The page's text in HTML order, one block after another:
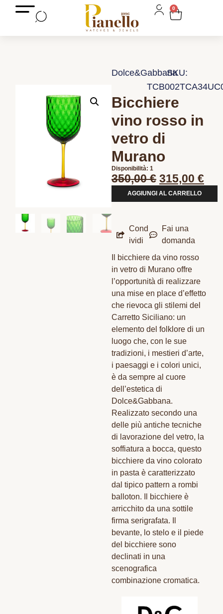
0
Dolce&GabbanaSKU:
Bicchiere
vino rosso in
vetro di
Murano
Disponibilità: 1
350,00€ 315,00 €
AGGIUNGI AL CARRELLO
Cond
ividi
Fai una
domanda
Il bicchiere da vino rosso
in vetro di Murano offre
l’opportunità di realizzare
una mise en place d’effetto
che rievoca gli stilemi del
Carretto Siciliano: un
elemento del folklore di un
luogo che, con le sue
tradizioni, i mestieri d’arte,
i paesaggi e i colori unici,
è da sempre al cuore
dell’estetica di
Dolce&Gabbana.
Realizzato secondo una
delle più antiche tecniche
di lavorazione del vetro, la
soffiatura a bocca, questo
bicchiere da vino colorato
in pasta è caratterizzato
dal tipico pattern a rombi
balloton. Il bicchiere è
arricchito da una sottile
firma serigrafata. Il
bevante, lo stelo e il piede
del bicchiere sono
declinati in una
scenografica
combinazione cromatica.